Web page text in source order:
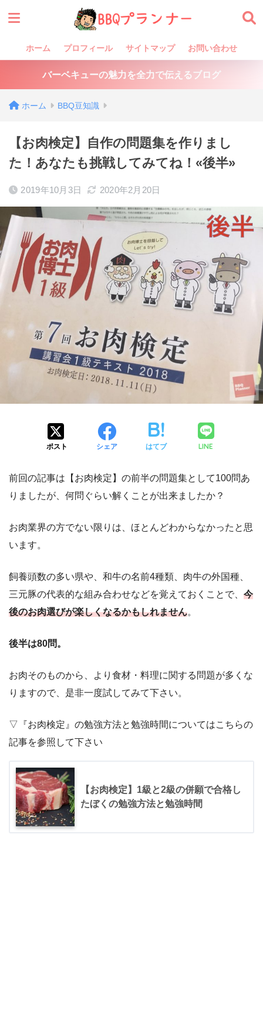
ホーム プロフィール サイトマップ お問い合わせ
バーベキューの魅力を全力で伝えるブログ
ホーム BBQ豆知識
【お肉検定】自作の問題集を作りまし
た！あなたも挑戦してみてね！«後半»
2019年10月3日 2020年2月20日
ポスト シェア はてブ LINE
前回の記事は【お肉検定】の前半の問題集として100問あ
りましたが、何問ぐらい解くことが出来ましたか？
お肉業界の方でない限りは、ほとんどわからなかったと思
います。
飼養頭数の多い県や、和牛の名前4種類、肉牛の外国種、
三元豚の代表的な組み合わせなどを覚えておくことで、 今
後のお肉選びが楽しくなるかもしれません。
後半は80問。
お肉そのものから、より食材・料理に関する問題が多くな
りますので、是非一度試してみて下さい。
▽『お肉検定』の勉強方法と勉強時間についてはこちらの
記事を参照して下さい
【お肉検定】1級と2級の併願で合格し
たぼくの勉強方法と勉強時間